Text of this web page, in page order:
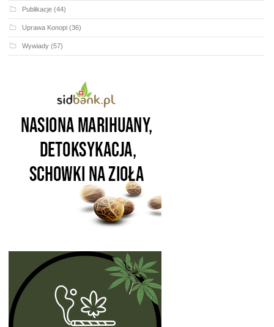
Publikacje (44)
Uprawa Konopi (36)
Wywiady (57)